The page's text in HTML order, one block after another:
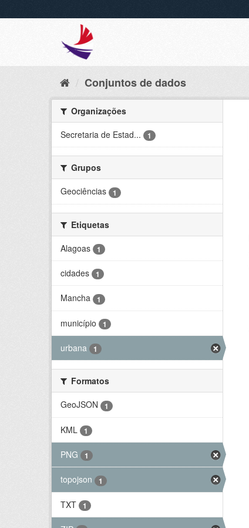
Conjuntos de dados
Organizações
Secretaria de Estad...
1
Grupos
Geociências
1
Etiquetas
Alagoas
1
cidades 1
Mancha 1
município 1
urbana 1
Formatos
GeoJSON
1
KML 1
PNG 1
topojson 1
TXT 1